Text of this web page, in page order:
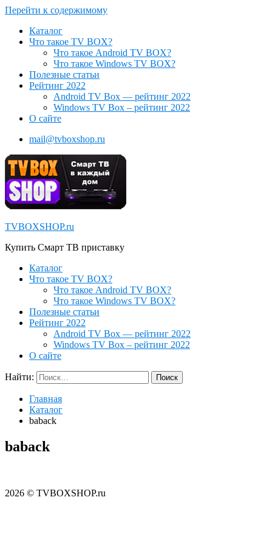
Перейти к содержимому
Каталог
Что такое TV BOX?
Что такое Android TV BOX?
Что такое Windows TV BOX?
Полезные статьи
Рейтинг 2022
Android TV Box — рейтинг 2022
Windows TV Box – рейтинг 2022
О сайте
mail@tvboxshop.ru
TVBOXSHOP.ru
Купить Смарт ТВ приставку
Каталог
Что такое TV BOX?
Что такое Android TV BOX?
Что такое Windows TV BOX?
Полезные статьи
Рейтинг 2022
Android TV Box — рейтинг 2022
Windows TV Box – рейтинг 2022
О сайте
Найти:
Главная
Каталог
baback
baback
2026 © TVBOXSHOP.ru